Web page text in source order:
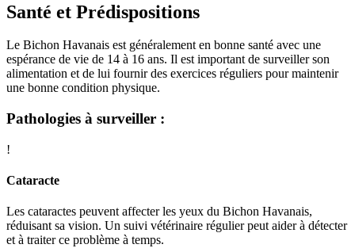
Santé et Prédispositions
Le Bichon Havanais est généralement en bonne santé avec une
espérance de vie de 14 à 16 ans. Il est important de surveiller son
alimentation et de lui fournir des exercices réguliers pour maintenir
une bonne condition physique.
Pathologies à surveiller :
!
Cataracte
Les cataractes peuvent affecter les yeux du Bichon Havanais,
réduisant sa vision. Un suivi vétérinaire régulier peut aider à détecter
et à traiter ce problème à temps.